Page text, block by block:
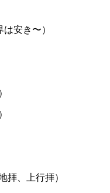
安き〜）
拝、上行拝）